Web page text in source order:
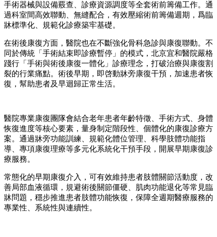
手術器械與設備覈查、診療資源調度等全套術前籌備工作。通
過科室間高效聯動、無縫配合，有效壓縮術前籌備週期，爲臨
牀標準化、規範化診療築牢基礎。
在術後康復方面，醫院也在不斷強化骨科急診與康復聯動。不
同於傳統「手術結束即診療暫停」的模式，北京宜和醫院嚴格
踐行「手術與術後康復一體化」診療理念，打破治療與康復割
裂的行業痛點。術後早期，即啓動牀旁康復干預，加速患者恢
復，幫助患者及早迴歸正常生活。
醫院專業康復團隊會結合老年患者年齡特徵、手術方式、身體
恢復進度等核心要素，量身制定階段性、個體化的康復診療方
案。通過牀旁功能訓練、規範化體位管理、科學肢體功能指
導、專項康復理療等多元化系統化干預手段，開展早期康復診
療服務。
常態化的早期康復介入，可有效維持患者肢體關節活動度，改
善局部血液循環，規避術後關節僵硬、肌肉功能退化等常見臨
牀問題，穩步推進患者肢體功能恢復，保障全週期醫療服務的
專業性、系統性與連續性。